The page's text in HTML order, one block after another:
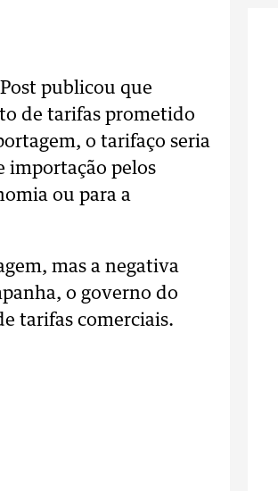
publicou que
de tarifas prometido
o tarifaço seria
importação pelos
ou para a
mas a negativa
o governo do
tarifas comerciais.